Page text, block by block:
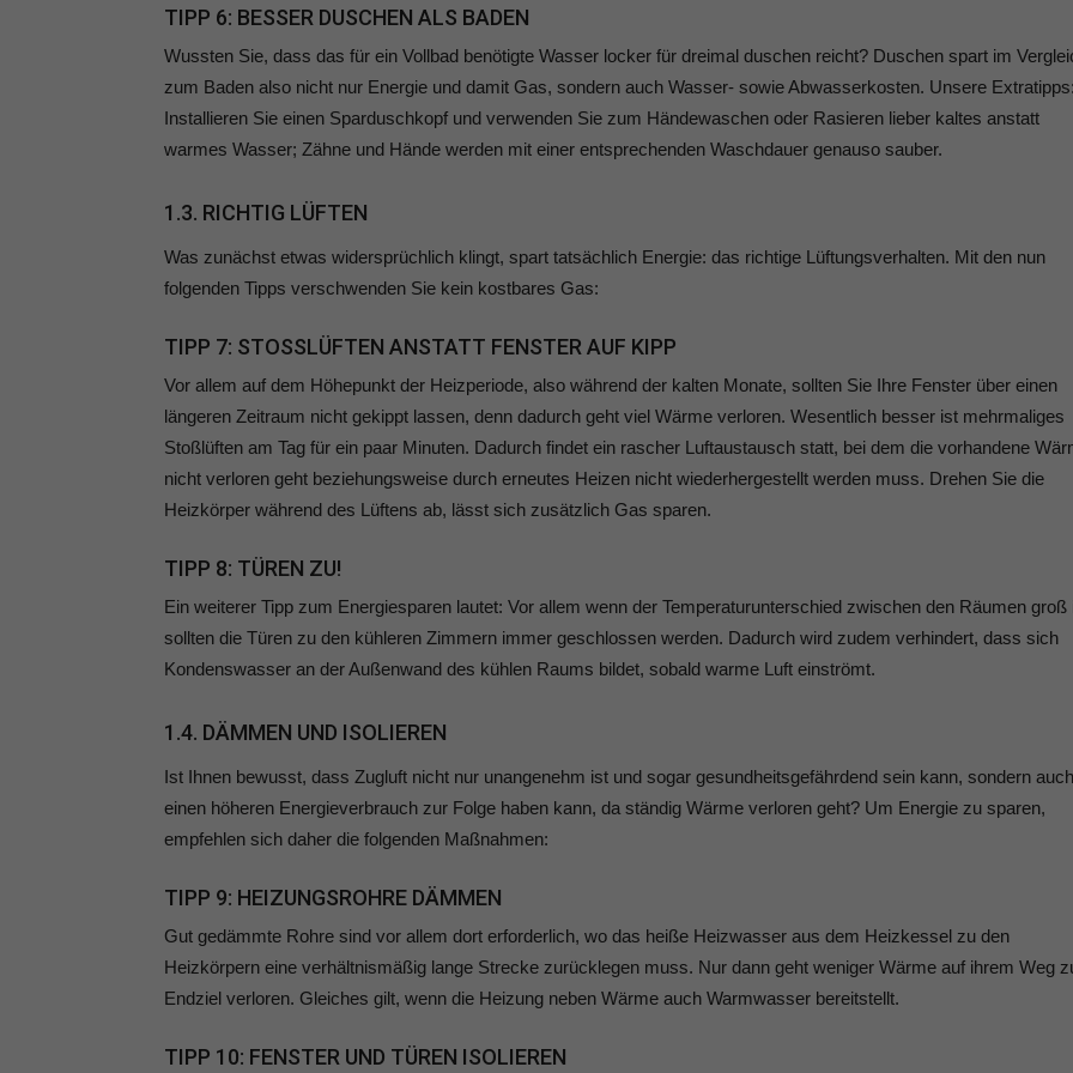
TIPP 6: BESSER DUSCHEN ALS BADEN
Wussten Sie, dass das für ein Vollbad benötigte Wasser locker für dreimal duschen reicht? Duschen spart im
zum Baden also nicht nur Energie und damit Gas, sondern auch Wasser- sowie Abwasserkosten. Unsere Extratipps:
Installieren Sie einen Sparduschkopf und verwenden Sie zum Händewaschen oder Rasieren lieber kaltes anstatt
warmes Wasser; Zähne und Hände werden mit einer entsprechenden Waschdauer genauso sauber.
1.3. RICHTIG LÜFTEN
Was zunächst etwas widersprüchlich klingt, spart tatsächlich Energie: das richtige Lüftungsverhalten. Mit den nun
folgenden Tipps verschwenden Sie kein kostbares Gas:
TIPP 7: STOSSLÜFTEN ANSTATT FENSTER AUF KIPP
Vor allem auf dem Höhepunkt der Heizperiode, also während der kalten Monate, sollten Sie Ihre Fenster über einen
längeren Zeitraum nicht gekippt lassen, denn dadurch geht viel Wärme verloren. Wesentlich besser ist mehrmaliges
Stoßlüften am Tag für ein paar Minuten. Dadurch findet ein rascher Luftaustausch statt, bei dem die vorhandene
nicht verloren geht beziehungsweise durch erneutes Heizen nicht wiederhergestellt werden muss. Drehen Sie die
Heizkörper während des Lüftens ab, lässt sich zusätzlich Gas sparen.
TIPP 8: TÜREN ZU!
Ein weiterer Tipp zum Energiesparen lautet: Vor allem wenn der Temperaturunterschied zwischen den Räumen groß
sollten die Türen zu den kühleren Zimmern immer geschlossen werden. Dadurch wird zudem verhindert, dass sich
Kondenswasser an der Außenwand des kühlen Raums bildet, sobald warme Luft einströmt.
1.4. DÄMMEN UND ISOLIEREN
Ist Ihnen bewusst, dass Zugluft nicht nur unangenehm ist und sogar gesundheitsgefährdend sein kann, sondern auch
einen höheren Energieverbrauch zur Folge haben kann, da ständig Wärme verloren geht? Um Energie zu sparen,
empfehlen sich daher die folgenden Maßnahmen:
TIPP 9: HEIZUNGSROHRE DÄMMEN
Gut gedämmte Rohre sind vor allem dort erforderlich, wo das heiße Heizwasser aus dem Heizkessel zu den
Heizkörpern eine verhältnismäßig lange Strecke zurücklegen muss. Nur dann geht weniger Wärme auf ihrem Weg
Endziel verloren. Gleiches gilt, wenn die Heizung neben Wärme auch Warmwasser bereitstellt.
TIPP 10: FENSTER UND TÜREN ISOLIEREN